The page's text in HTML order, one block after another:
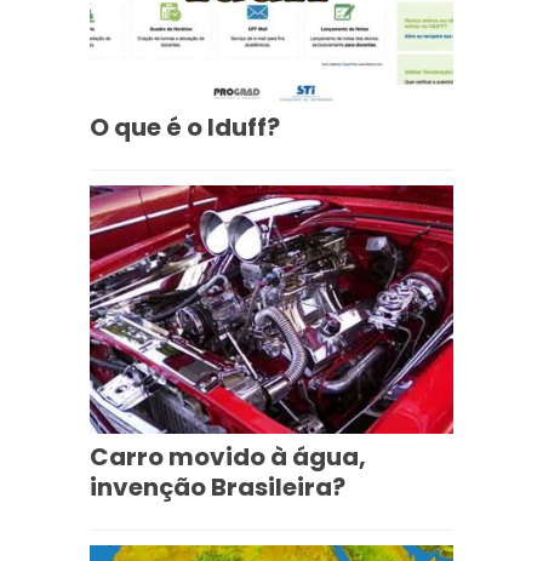
O que é o Iduff?
Carro movido à água,
invenção Brasileira?